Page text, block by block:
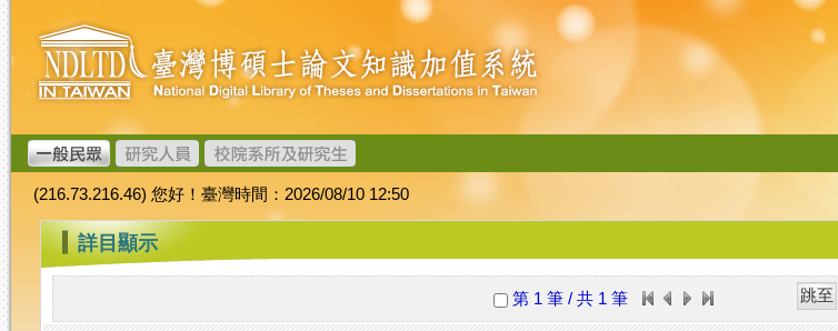
跳
到
主
要
內
容
臺
灣
博
碩
士
論
文
加
值
系
統
(216.73.216.46) 您好！臺灣時間：2026/08/10 12:50
::: 詳目顯示
第 1 筆 / 共 1 筆